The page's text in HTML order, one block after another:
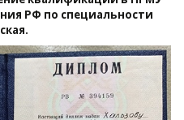
РФ по специальности